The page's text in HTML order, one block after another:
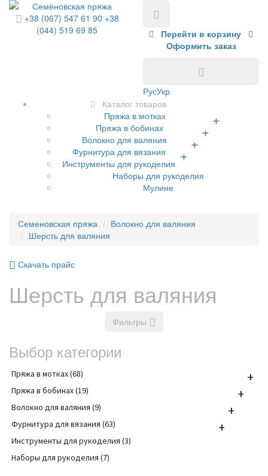
+38 (067) 547 61 90 +38
(044) 519 69 85
Перейти в корзину
Оформить заказ
РусУкр
Каталог товаров
Пряжа в мотках
+
Пряжа в бобинах +
Волокно для валяния +
Фурнитура для вязания +
Инструменты для рукоделия
Наборы для рукоделия
Мулине
Семеновская пряжа
Волокно для валяния
Шерсть для валяния
Скачать прайс
Шерсть для валяния
Фильтры
Выбор категории
Пряжа в мотках (68) +
Пряжа в бобинах (19) +
Волокно для валяния (9) +
Фурнитура для вязания (63) +
Инструменты для рукоделия (3)
Наборы для рукоделия (7)